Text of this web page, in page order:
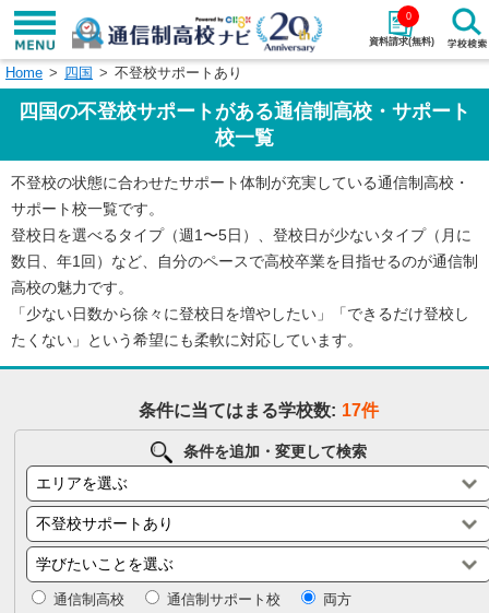
資料請求(無料)
0
学校名で探す
エリアから探す 特徴から探す
エリアを選択して探す
関東
東海 北陸・甲信越
九州・沖縄
Home 四国 不登校サポートあり
四国の不登校サポートがある通信制高校・サポート
校一覧
不登校の状態に合わせたサポート体制が充実している通信制高校・
サポート校一覧です。
登校日を選べるタイプ（週1〜5日）、登校日が少ないタイプ（月に
数日、年1回）など、自分のペースで高校卒業を目指せるのが通信制
高校の魅力です。
「少ない日数から徐々に登校日を増やしたい」「できるだけ登校し
たくない」という希望にも柔軟に対応しています。
条件に当てはまる学校数: 17件
条件を追加・変更して検索
通信制高校 通信制サポート校 両方